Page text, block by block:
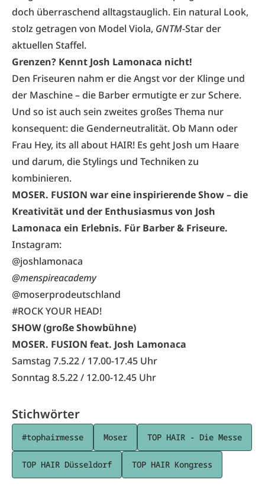
doch überraschend alltagstauglich. Ein natural Look,
stolz getragen von Model Viola, GNTM-Star der
aktuellen Staffel.
Grenzen? Kennt Josh Lamonaca nicht!
Den Friseuren nahm er die Angst vor der Klinge und
der Maschine – die Barber ermutigte er zur Schere.
Und so ist auch sein zweites großes Thema nur
konsequent: die Genderneutralität. Ob Mann oder
Frau Hey, its all about HAIR! Es geht Josh um Haare
und darum, die Stylings und Techniken zu
kombinieren.
MOSER. FUSION war eine inspirierende Show – die
Kreativität und der Enthusiasmus von Josh
Lamonaca ein Erlebnis. Für Barber & Friseure.
Instagram:
@joshlamonaca
@menspireacademy
@moserprodeutschland
#ROCK YOUR HEAD!
SHOW (große Showbühne)
MOSER. FUSION feat. Josh Lamonaca
Samstag 7.5.22 / 17.00-17.45 Uhr
Sonntag 8.5.22 / 12.00-12.45 Uhr
Stichwörter
#tophairmesse Moser TOP HAIR - Die Messe
TOP HAIR Düsseldorf TOP HAIR Kongress